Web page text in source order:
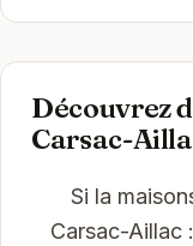
Découvrez
Carsac-
Si la
Carsac-Aillac